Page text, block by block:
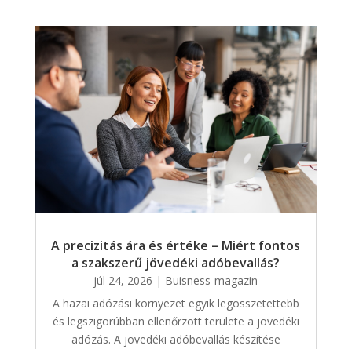
A precizitás ára és értéke – Miért fontos
a szakszerű jövedéki adóbevallás?
júl 24, 2026 | Buisness-magazin
A hazai adózási környezet egyik legösszetettebb
és legszigorúbban ellenőrzött területe a jövedéki
adózás. A jövedéki adóbevallás készítése